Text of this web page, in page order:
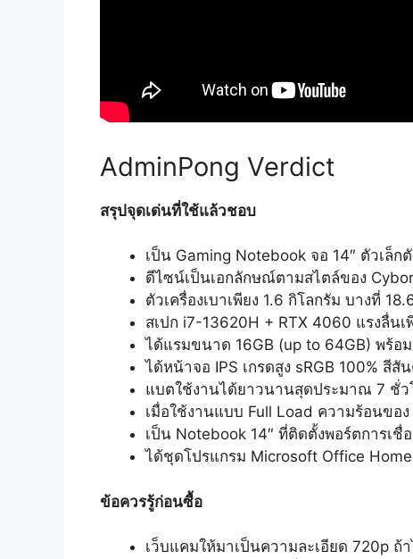
AdminPong Verdict
สรุปจุดเด่นที่ใช้แล้วชอบ
เป็น Gaming Notebook จอ 14″ ตัวเล็ก
ดีไซน์เป็นเอกลักษณ์ตามสไตล์ของ
ตัวเครื่องเบาเพียง 1.6 กิโลกรัม บางที่
สเปก i7-13620H + RTX 4060 แรงลื่น
ได้แรมขนาด 16GB (up to 64GB) พร้อ
ได้หน้าจอ IPS เกรดสูง sRGB 100% สีสั
แบตใช้งานได้ยาวนานสุดประมาณ 7 ชั่ว
เมื่อใช้งานแบบ Full Load ความร้อนขอ
เป็น Notebook 14″ ที่ติดตั้งพอร์ตการเ
ได้ชุดโปรแกรม Microsoft Office
ข้อควรรู้ก่อนซื้อ
เว็บแคมให้มาเป็นความละเอียด 720p ถ้